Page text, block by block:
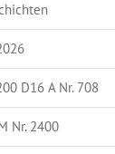
D16 A Nr. 708
Nr. 2400